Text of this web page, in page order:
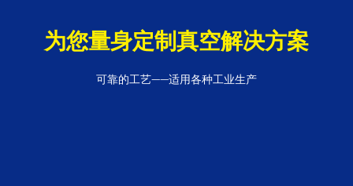
为您量身定制真空解决方案
可靠的工艺——适用各种工业生产